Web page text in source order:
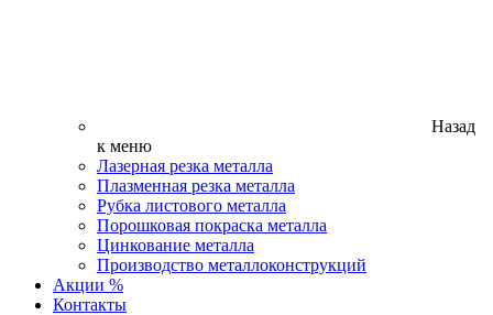
Назад
к меню
Лазерная резка металла
Плазменная резка металла
Рубка листового металла
Порошковая покраска металла
Цинкование металла
Производство металлоконструкций
Акции %
Контакты